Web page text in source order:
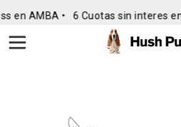
en AMBA • 6 Cuotas sin interes